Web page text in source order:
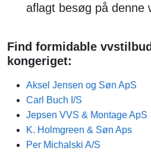
aflagt besøg på denne
Find formidable
kongeriget:
Aksel Jensen og Søn ApS
Carl Buch I/S
Jepsen VVS & Montage ApS
K. Holmgreen & Søn Aps
Per Michalski A/S